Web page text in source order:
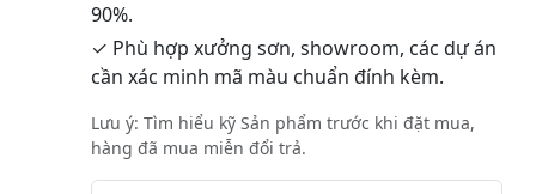
90%.
✓ Phù hợp xưởng sơn, showroom, các dự án
cần xác minh mã màu chuẩn đính kèm.
Lưu ý: Tìm hiểu kỹ Sản phẩm trước khi đặt mua,
hàng đã mua miễn đổi trả.